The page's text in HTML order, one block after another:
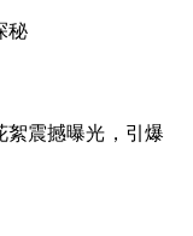
秘
絮震撼曝光，引爆